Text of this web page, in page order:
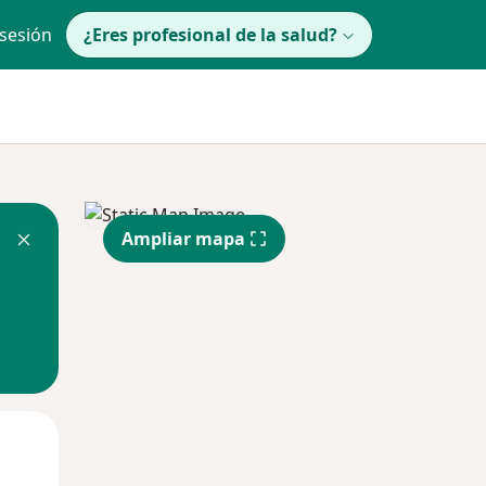
¿Eres profesional de la salud?
Ampliar mapa